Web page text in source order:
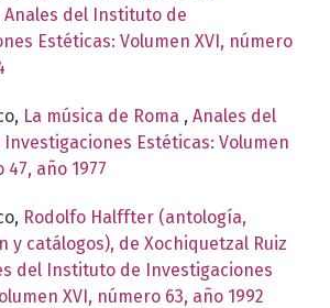
Anales del Instituto de
Estéticas: Volumen XVI, número
La música de Roma , Anales del
Estéticas: Volumen
año 1977
Rodolfo Halffter (antología,
y catálogos), de Xochiquetzal Ruiz
del Instituto de Investigaciones
XVI, número 63, año 1992